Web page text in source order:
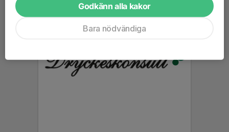
Godkänn alla kakor
Bara nödvändiga